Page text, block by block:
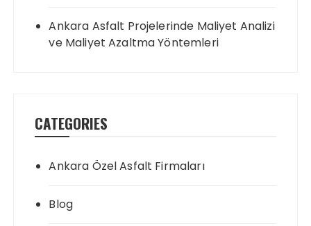
Ankara Asfalt Projelerinde Maliyet Analizi
ve Maliyet Azaltma Yöntemleri
CATEGORIES
Ankara Özel Asfalt Firmaları
Blog